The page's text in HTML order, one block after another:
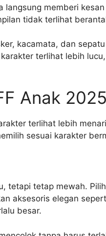
langsung memberi
tidak terlihat
kacamata, dan
terlihat lebih
Anak 2025
terlihat lebih
sesuai karakter
tetapi tetap mewah.
aksesoris elegan
besar.